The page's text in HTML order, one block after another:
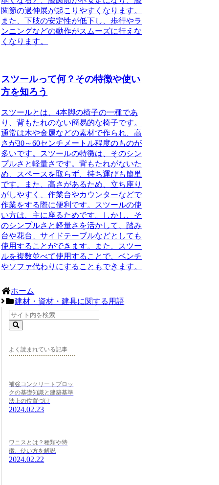
関節の過伸展が起こりやすくなります。
また、下肢の安定性が低下し、歩行やラ
ンニングなどの動作がスムーズに行えな
くなります。
スツールって何？その特徴や使い
方を知ろう
スツールとは、4本脚の椅子の一種であ
り、背もたれのない簡易的な椅子です。
通常は木や金属などの素材で作られ、高
さが30～60センチメートル程度のものが
多いです。スツールの特徴は、そのシン
プルさと軽量さです。背もたれがないた
め、スペースを取らず、持ち運びも簡単
です。また、高さがあるため、立ち座り
がしやすく、作業台やカウンターなどで
作業をする際に便利です。スツールの使
い方は、主に座るためです。しかし、そ
のシンプルさと軽量さを活かして、踏み
台や花台、サイドテーブルなどとしても
使用することができます。また、スツー
ルを複数並べて使用することで、ベンチ
やソファ代わりにすることもできます。
ホーム
建材・資材・建具に関する用語
よく読まれている記事
補強コンクリートブロッ
クの基礎知識と建築基準
法上の位置づけ
2024.02.23
ワニスとは？種類や特
徴、使い方を解説
2024.02.22